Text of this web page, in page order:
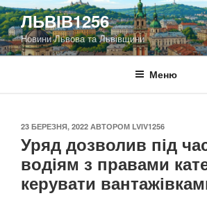
Перейти
до
вмісту
ЛЬВІВ1256
Новини Львова та Львівщини
Меню
ОПУБЛІКОВАНО
23 БЕРЕЗНЯ, 2022 АВТОРОМ LVIV1256
Уряд дозволив під
водіям з правами
керувати